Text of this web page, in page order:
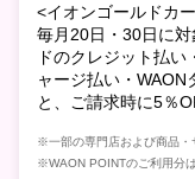
<イオンゴールドカ
毎月20日・30日に
ドのクレジット払
ャージ払い・WAON
と、ご請求時に5％
※一部の専門店および商品・
※WAON POINTのご利用分